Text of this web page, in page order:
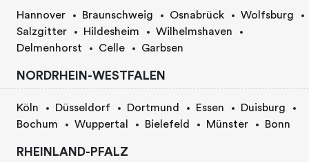
Hannover Braunschweig Osnabrück
Wolfsburg
Salzgitter
Hildesheim
Wilhelmshaven
Delmenhorst
Celle Garbsen
NORDRHEIN-WESTFALEN
Köln Düsseldorf Dortmund Essen
Duisburg
Bochum
Wuppertal Bielefeld Münster Bonn
RHEINLAND-PFALZ